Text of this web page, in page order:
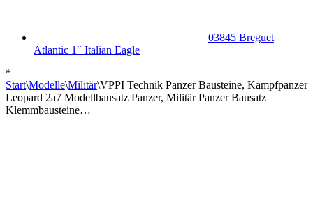
03845 Breguet
Atlantic 1″ Italian Eagle
*
Start\Modelle\Militär\VPPI Technik Panzer Bausteine, Kampfpanzer
Leopard 2a7 Modellbausatz Panzer, Militär Panzer Bausatz
Klemmbausteine…